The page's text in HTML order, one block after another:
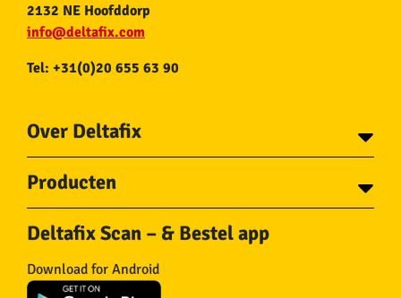
2132 NE Hoofddorp
info@deltafix.com
Tel: +31(0)20 655 63 90
Over Deltafix
Voor gemeentes
Over Deltafix
Producten
Schroeven
Bouten
Draadnagels
Ketting en Toebehoren
Deltafix Scan – & Bestel app
Download for Android